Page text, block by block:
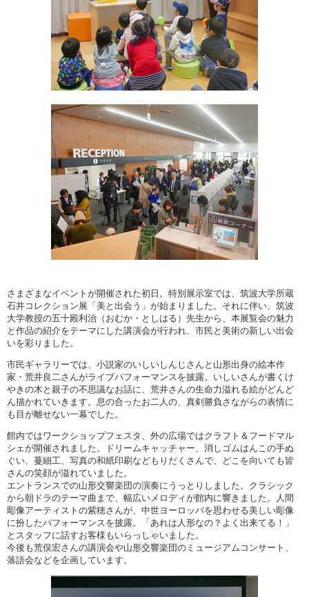
さまざまなイベントが開催された初日。特別展示室では、筑波大学所蔵
石井コレクション展「美と出会う」が始まりました。それに伴い、筑波
大学教授の五十殿利治（おむか・としはる）先生から、本展覧会の魅力
と作品の紹介をテーマにした講演会が行われ、市民と美術の新しい出会
いを彩りました。
市民ギャラリーでは、小説家のいしいしんじさんと山形出身の絵本作
家・荒井良二さんがライブパフォーマンスを披露。いしいさんが書くけ
やきの木と親子の不思議なお話に、荒井さんの生命力溢れる絵がどんど
ん描かれていきます。息の合ったお二人の、真剣勝負さながらの表情に
も目が離せない一幕でした。
館内ではワークショップフェスタ、外の広場ではクラフト＆フードマル
シェが開催されました。ドリームキャッチャー、消しゴムはんこの手ぬ
ぐい、蔓細工、写真の和紙印刷などもりだくさんで、どこを向いても皆
さんの笑顔が溢れていました。
エントランスでの山形交響楽団の演奏にうっとりしました。クラシック
から朝ドラのテーマ曲まで、幅広いメロディが館内に響きました。人間
彫像アーティストの紫穂さんが、中世ヨーロッパを思わせる美しい彫像
に扮したパフォーマンスを披露。「あれは人形なの？よく出来てる！」
とスタッフに話すお客様もいらっしゃいました。
今後も荒俣宏さんの講演会や山形交響楽団のミュージアムコンサート、
落語会などを企画しています。